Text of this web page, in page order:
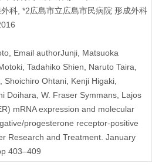
科, *2広島市立広島市民病院 形成外科
Email authorJunji, Matsuoka
Tadahiko Shien, Naruto Taira,
Shoichiro Ohtani, Kenji Higaki,
Doihara, W. Fraser Symmans, Lajos
mRNA expression and molecular
progesterone receptor-positive
Research and Treatment. January
403–409